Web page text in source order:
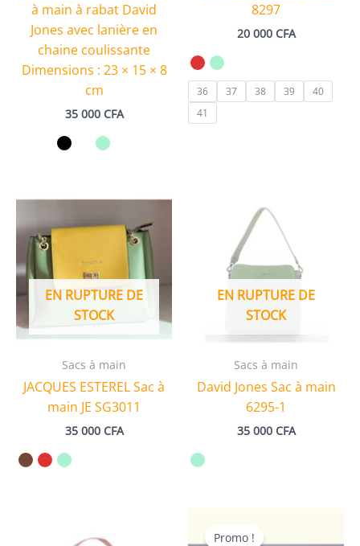
à main à rabat David
Jones avec lanière en
chaine coulissante
Dimensions : 23 × 15 × 8
cm
35 000 CFA
8297
20 000 CFA
36 37 38 39
40
41
EN RUPTURE DE
STOCK
Sacs à main
JACQUES ESTEREL Sac à
main JE SG3011
35 000 CFA
EN RUPTURE DE
STOCK
Sacs à main
David Jones Sac à main
6295-1
35 000 CFA
Promo !